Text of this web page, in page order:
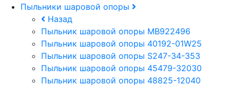
Пыльники шаровой опоры
Назад
Пыльник шаровой опоры MB922496
Пыльник шаровой опоры 40192-01W25
Пыльник шаровой опоры S247-34-353
Пыльник шаровой опоры 45479-32030
Пыльник шаровой опоры 48825-12040